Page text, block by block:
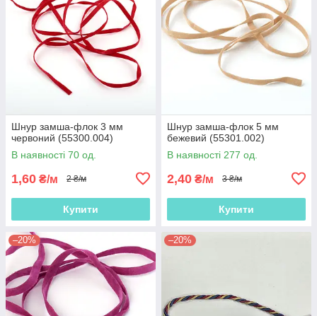
Шнур замша-флок 3 мм
червоний (55300.004)
В наявності 70 од.
1,60 ₴/м 2 ₴/м
Купити
Шнур замша-флок 5 мм
бежевий (55301.002)
В наявності 277 од.
2,40 ₴/м 3 ₴/м
Купити
–20% –20%